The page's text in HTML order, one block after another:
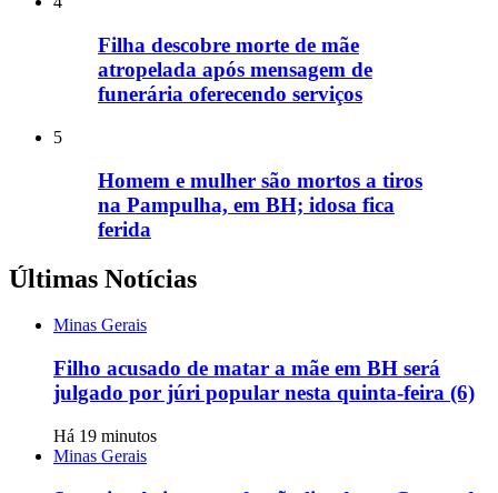
Filha descobre morte de mãe
atropelada após mensagem de
funerária oferecendo serviços
5
Homem e mulher são mortos a tiros
na Pampulha, em BH; idosa fica
ferida
Últimas Notícias
Minas Gerais
Filho acusado de matar a mãe em BH será
julgado por júri popular nesta quinta-feira (6)
Há 19 minutos
Minas Gerais